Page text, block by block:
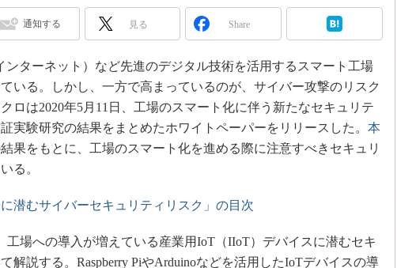
S＆OP
インダストリー4.0
イノベーション
製造業ビッグデータ
メイドインジャパン
グローバル設計・開発
制御セキュリティ
新型コロナへの対応
通知する 見る Share
ターネット）など先進のデジタル技術を活用するスマート工場
いる。しかし、一方で高まっているのが、サイバー攻撃のリスク
ロは2020年5月11日、工場のスマート化に伴う新たなセキュリテ
実験研究の結果をまとめたホワイトペーパーをリリースした。 本
果をもとに、工場のスマート化を進める際に注意すべきセキュリ
る。
潜むサイバーセキュリティリスク」の目次
場への導入が増えている産業用IoT（IIoT）デバイスに潜むセキ
解説する。Raspberry PiやArduinoなどを活用したIoTデバイスの導